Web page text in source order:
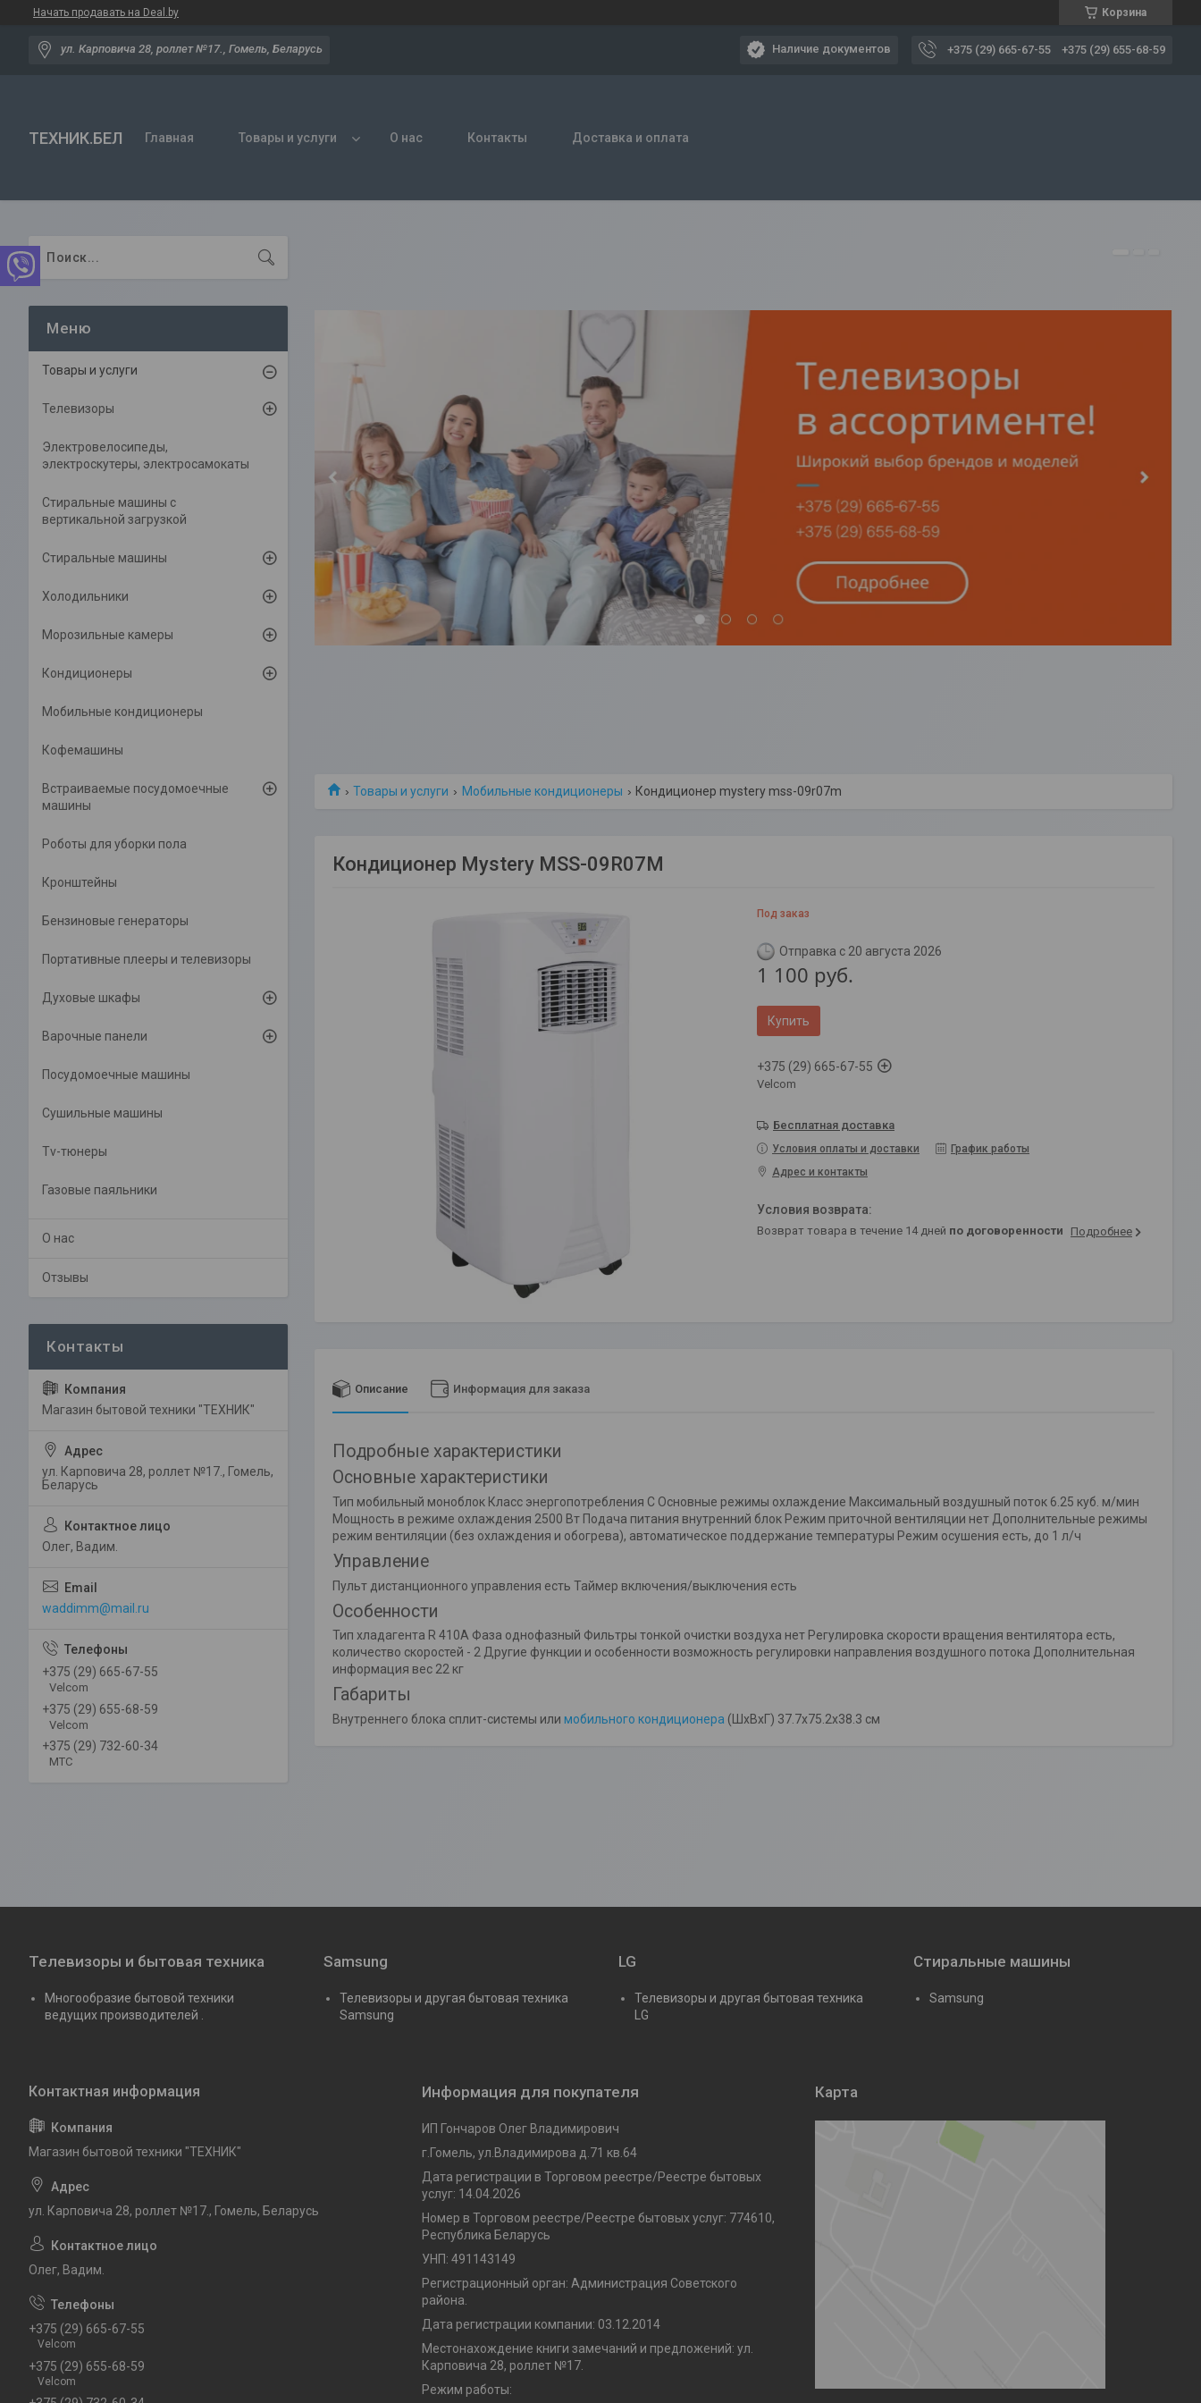
Начать продавать на Deal.by Корзина
ул. Карповича 28, роллет №17., Гомель, Беларусь Наличие документов +375 (29) 665-67-55 +375 (29) 655-68-59
ТЕХНИК.БЕЛ Главная Товары и услуги О нас Контакты Доставка и оплата
Товары и услуги Мобильные кондиционеры Кондиционер mystery mss-09r07m
Кондиционер Mystery MSS-09R07M
Под заказ
Отправка с 20 августа 2026
1 100 руб.
Купить
+375 (29) 665-67-55
Velcom
Бесплатная доставка
Условия оплаты и доставки
График работы
Адрес и контакты
возврат товара в течение 14 дней по договоренности Подробнее
Описание Информация для заказа
Подробные характеристики
Основные характеристики
Тип мобильный моноблок Класс энергопотребления C Основные режимы охлаждение Максимальный воздушный поток 6.25 куб. м/мин
Мощность в режиме охлаждения 2500 Вт Подача питания внутренний блок Режим приточной вентиляции нет Дополнительные режимы
режим вентиляции (без охлаждения и обогрева), автоматическое поддержание температуры Режим осушения есть, до 1 л/ч
Управление
Пульт дистанционного управления есть Таймер включения/выключения есть
Особенности
Тип хладагента R 410A Фаза однофазный Фильтры тонкой очистки воздуха нет Регулировка скорости вращения вентилятора есть,
количество скоростей - 2 Другие функции и особенности возможность регулировки направления воздушного потока Дополнительная
информация вес 22 кг
Габариты
Внутреннего блока сплит-системы или мобильного кондиционера (ШxВxГ) 37.7x75.2x38.3 см
Товары и услуги
Телевизоры
Электровелосипеды,
электроскутеры, электросамокаты
Cтиральные машины с
вертикальной загрузкой
Стиральные машины
Холодильники
Морозильные камеры
Кондиционеры
Мобильные кондиционеры
Кофемашины
Встраиваемые посудомоечные
машины
Роботы для уборки пола
Кронштейны
Бензиновые генераторы
Портативные плееры и телевизоры
Духовые шкафы
Варочные панели
Посудомоечные машины
Сушильные машины
Tv-тюнеры
Газовые паяльники
О нас
Отзывы
Магазин бытовой техники "ТЕХНИК"
ул. Карповича 28, роллет №17., Гомель,
Беларусь
Олег, Вадим.
waddimm@mail.ru
+375 (29) 665-67-55
Velcom
+375 (29) 655-68-59
Velcom
+375 (29) 732-60-34
MTC
Телевизоры и бытовая техника
Многообразие бытовой техники
ведущих производителей .
Samsung
Телевизоры и другая бытовая техника
Samsung
LG
Телевизоры и другая бытовая техника
LG
Стиральные машины
Samsung
Магазин бытовой техники "ТЕХНИК"
ул. Карповича 28, роллет №17., Гомель, Беларусь
Олег, Вадим.
+375 (29) 665-67-55
Velcom
+375 (29) 655-68-59
Velcom
Информация для покупателя
ИП Гончаров Олег Владимирович
г.Гомель, ул.Владимирова д.71 кв.64
Дата регистрации в Торговом реестре/Реестре бытовых
услуг: 14.04.2026
Номер в Торговом реестре/Реестре бытовых услуг: 774610,
Республика Беларусь
УНП: 491143149
Регистрационный орган: Администрация Советского
района.
Дата регистрации компании: 03.12.2014
Местонахождение книги замечаний и предложений: ул.
Карповича 28, роллет №17.
Режим работы:
Карта